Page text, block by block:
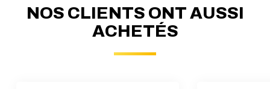
NOS CLIENTS ONT AUSSI
ACHETÉS